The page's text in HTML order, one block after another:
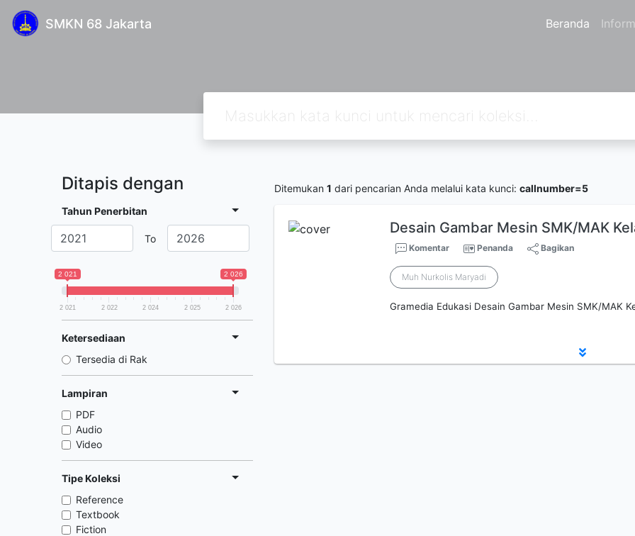
SMKN 68 Jakarta Beranda
Ditapis dengan
Tahun Penerbitan
To
2 021 2 026
2 021 2 022 2 024 2 025 2 026
Ketersediaan
Tersedia di Rak
Lampiran
PDF
Audio
Video
Tipe Koleksi
Reference
Textbook
Fiction
Ditemukan 1 dari pencarian Anda melalui kata kunci: callnumber=5
Desain Gambar Mesin SMK/MAK
Komentar Penanda Bagikan
Muh Nurkolis Maryadi
Gramedia Edukasi Desain Gambar Mesin SMK/MAK